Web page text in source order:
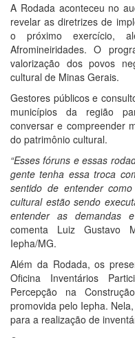
A Rodada aconteceu no
revelar as diretrizes de
o próximo exercício,
Afromineiridades. O
valorização dos povos
cultural de Minas Gerais.
Gestores públicos e
municípios da região
conversar e compreender
do patrimônio cultural.
“Esses fóruns e essas
gente tenha essa troca
sentido de entender
cultural estão sendo
entender as demandas e
comenta Luiz Gustavo
Iepha/MG.
Além da Rodada, os
Oficina Inventários
Percepção na
promovida pelo Iepha.
para a realização de